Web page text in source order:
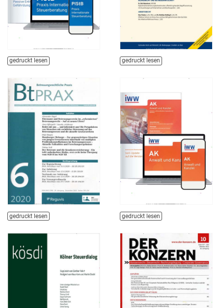
gedruckt lesen gedruckt lesen
gedruckt lesen gedruckt lesen